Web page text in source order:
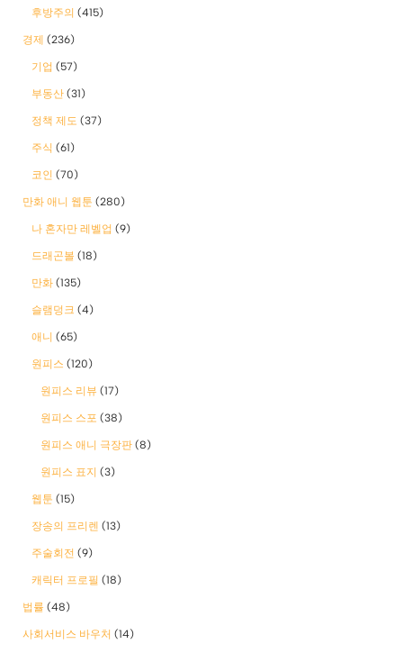
후방주의 (415)
경제 (236)
기업 (57)
부동산 (31)
정책 제도 (37)
주식 (61)
코인 (70)
만화 애니 웹툰 (280)
나 혼자만 레벨업 (9)
드래곤볼 (18)
만화 (135)
슬램덩크 (4)
애니 (65)
원피스 (120)
원피스 리뷰 (17)
원피스 스포 (38)
원피스 애니 극장판 (8)
원피스 표지 (3)
웹툰 (15)
장송의 프리렌 (13)
주술회전 (9)
캐릭터 프로필 (18)
법률 (48)
사회서비스 바우처 (14)